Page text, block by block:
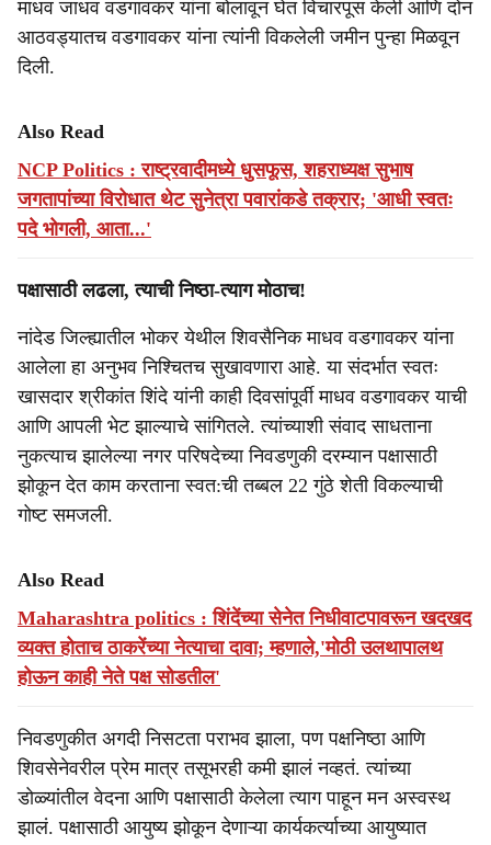
माधव जाधव वडगावकर यांना बोलावून घेत विचारपूस केली आणि दोन
आठवड्यातच वडगावकर यांना त्यांनी विकलेली जमीन पुन्हा मिळवून
दिली.
Also Read
NCP Politics : राष्ट्रवादीमध्ये धुसफूस, शहराध्यक्ष सुभाष
जगतापांच्या विरोधात थेट सुनेत्रा पवारांकडे तक्रार; 'आधी स्वतः
पदे भोगली, आता...'
पक्षासाठी लढला, त्याची निष्ठा-त्याग मोठाच!
नांदेड जिल्ह्यातील भोकर येथील शिवसैनिक माधव वडगावकर यांना
आलेला हा अनुभव निश्चितच सुखावणारा आहे. या संदर्भात स्वतः
खासदार श्रीकांत शिंदे यांनी काही दिवसांपूर्वी माधव वडगावकर याची
आणि आपली भेट झाल्याचे सांगितले. त्यांच्याशी संवाद साधताना
नुकत्याच झालेल्या नगर परिषदेच्या निवडणुकी दरम्यान पक्षासाठी
झोकून देत काम करताना स्वत:ची तब्बल 22 गुंठे शेती विकल्याची
गोष्ट समजली.
Also Read
Maharashtra politics : शिंदेंच्या सेनेत निधीवाटपावरून खदखद
व्यक्त होताच ठाकरेंच्या नेत्याचा दावा; म्हणाले,'मोठी उलथापालथ
होऊन काही नेते पक्ष सोडतील'
निवडणुकीत अगदी निसटता पराभव झाला, पण पक्षनिष्ठा आणि
शिवसेनेवरील प्रेम मात्र तसूभरही कमी झालं नव्हतं. त्यांच्या
डोळ्यांतील वेदना आणि पक्षासाठी केलेला त्याग पाहून मन अस्वस्थ
झालं. पक्षासाठी आयुष्य झोकून देणाऱ्या कार्यकर्त्याच्या आयुष्यात